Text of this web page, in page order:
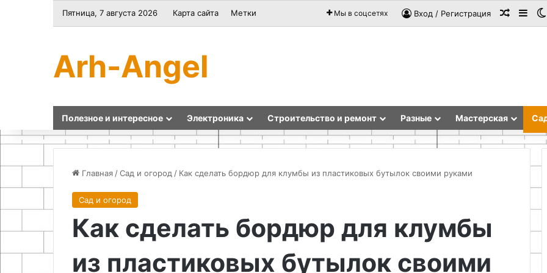
Пятница, 7 августа 2026 Карта сайта Метки Мы в соцсетях Вход / Регистрация
Arh-Angel
Полезное и интересное Электроника Строительство и ремонт Разные Мастерская
Главная /Сад и огород / Как сделать бордюр для клумбы из пластиковых бутылок своими руками
Сад и огород
Как сделать бордюр для клумбы
из пластиковых бутылок своими
деревьев
из
своими
устанавливать
мягкий
из